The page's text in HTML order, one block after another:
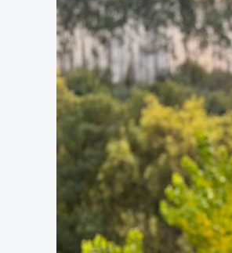
O Chega considerou
Repúblicade enviar
estrangeiros,
Na sexta-feira, a
Tribunal
concessão de asilo,
de PSD, IL e CDS-
Na nota que
considerar